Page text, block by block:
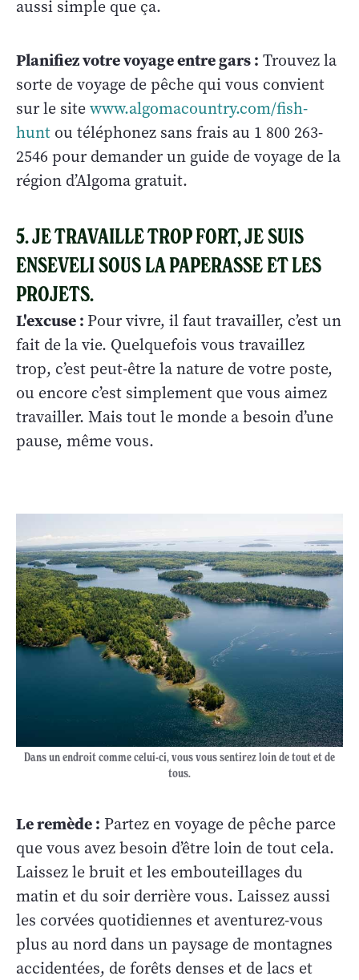
aussi simple que ça.
Planifiez votre voyage entre gars : Trouvez la
sorte de voyage de pêche qui vous convient
sur le sitewww.algomacountry.com/fish-
hunt ou téléphonez sans frais au 1 800 263-
2546 pour demander un guide de voyage de la
région d’Algoma gratuit.
5. JE TRAVAILLE TROP FORT, JE SUIS
ENSEVELI SOUS LA PAPERASSE ET LES
PROJETS.
L'excuse : Pour vivre, il faut travailler, c’est un
fait de la vie. Quelquefois vous travaillez
trop, c’est peut-être la nature de votre poste,
ou encore c’est simplement que vous aimez
travailler. Mais tout le monde a besoin d’une
pause, même vous.
Dans un endroit comme celui-ci, vous vous sentirez loin de tout et de
tous.
Le remède : Partez en voyage de pêche parce
que vous avez besoin d’être loin de tout cela.
Laissez le bruit et les embouteillages du
matin et du soir derrière vous. Laissez aussi
les corvées quotidiennes et aventurez-vous
plus au nord dans un paysage de montagnes
accidentées, de forêts denses et de lacs et